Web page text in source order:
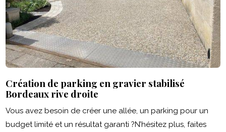
Création de parking en gravier stabilisé
Bordeaux rive droite
Vous avez besoin de créer une allée, un parking pour un
budget limité et un résultat garanti ?N’hésitez plus, faites